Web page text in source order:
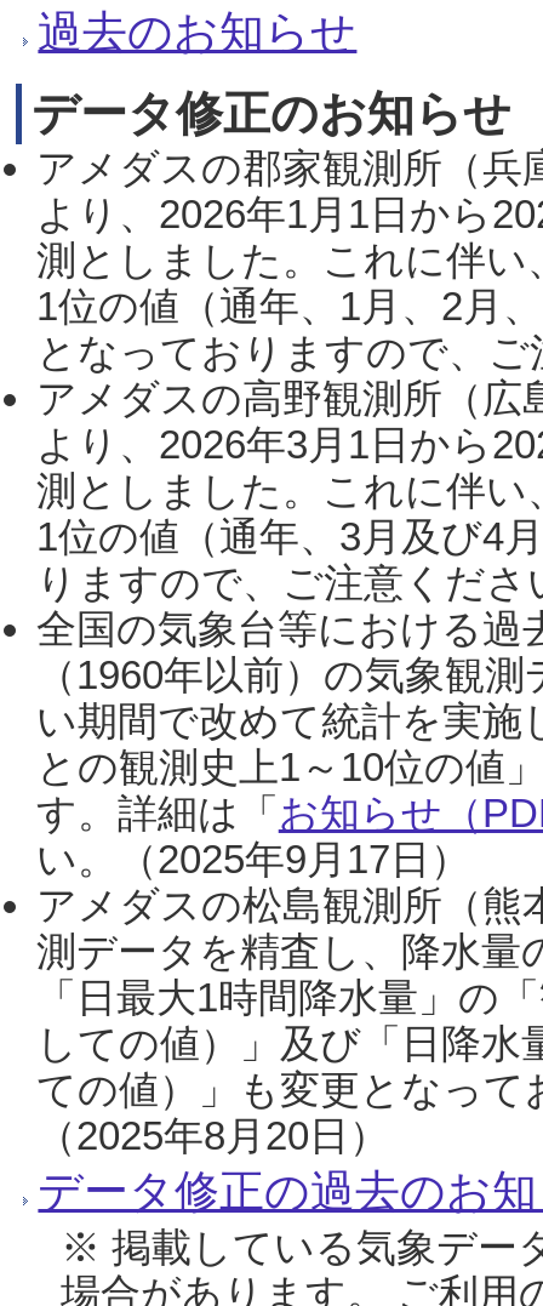
過去のお知らせ
データ修正のお知らせ
アメダスの郡家観測所（
より、2026年1月1日から
測としました。これに伴い
1位の値（通年、1月、2月
となっておりますので、
アメダスの高野観測所（
より、2026年3月1日から
測としました。これに伴い
1位の値（通年、3月及び4
りますので、ご注意くだ
全国の気象台等における過
（1960年以前）の気象観
い期間で改めて統計を実
との観測史上1～10位の値
す。詳細は「 お知らせ（
い。（2025年9月17日）
アメダスの松島観測所（熊
測データを精査し、降水
「日最大1時間降水量」の
しての値）」及び「日降
ての値）」も変更となっ
（2025年8月20日）
データ修正の過去のお
※ 掲載している気象デー
場合があります。 ご利用